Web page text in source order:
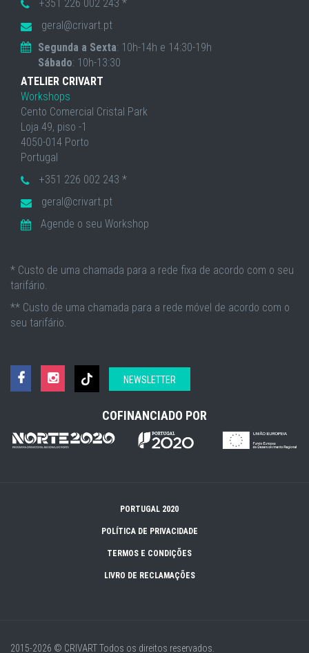
+351 226 002 243 *
geral@crivart.pt
Segunda a Sexta: 10h-14h e 14:30-19h
Sábado: 10h-13:30
ATELIER CRIVART
Workshops
Cento Comercial Cristal Park
Loja 49, piso -1
4050-014 Porto
Portugal
+351 226 002 243 *
geral@crivart.pt
Agende o seu Workshop
* Custo de uma chamada para a rede fixa de acordo com o seu
tarifário.
** Custo de uma chamada para a rede móvel de acordo com o
seu tarifário.
NEWSLETTER
COFINANCIADO POR
PORTUGAL 2020
POLÍTICA DE PRIVACIDADE
TERMOS E CONDIÇÕES
LIVRO DE RECLAMAÇÕES
2015-2026 © CRIVARTTodos os direitos reservados.